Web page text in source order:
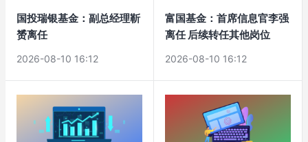
国投瑞银基金：副总经理靳
赟离任
2026-08-10 16:12
富国基金：首席信息官李强
离任 后续转任其他岗位
2026-08-10 16:12